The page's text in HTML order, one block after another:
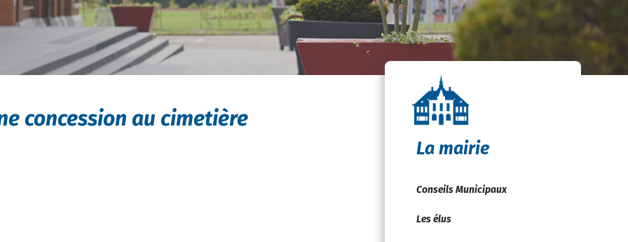
concession au cimetière
La mairie
Conseils Municipaux
Les élus